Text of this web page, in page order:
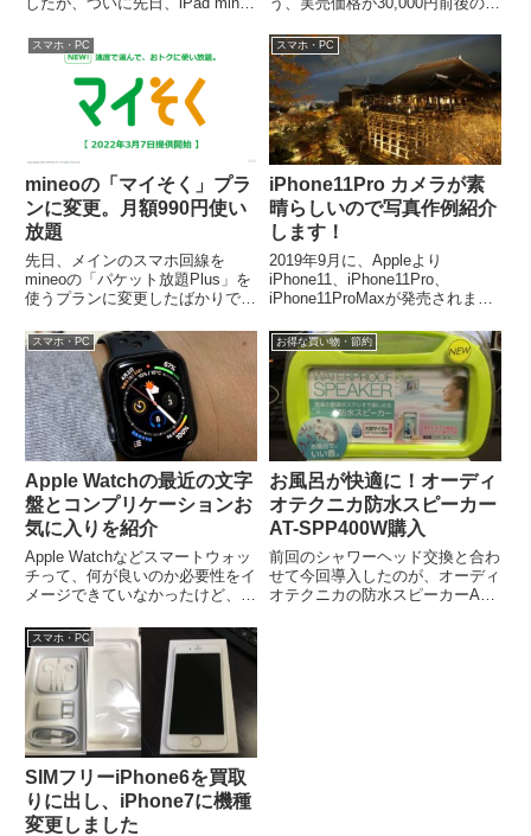
です。もともとは本機...
スマホ・PC
mineoの「マイそく」プラ
ンに変更。月額990円使い
放題
先日、メインのスマホ回線を
mineoの「パケット放題Plus」を
使うプランに変更したばかりです
月額990円で1.5Mbps使い放題...
スマホ・PC
iPhone11Pro カメラが素
晴らしいので写真作例紹介
します！
2019年9月に、Appleより
iPhone11、iPhone11Pro、
iPhone11ProMaxが発売されまし
使用して...
スマホ・PC
Apple Watchの最近の文字
盤とコンプリケーションお
気に入りを紹介
Apple Watchなどスマートウォッ
チって、何が良いのか必要性をイ
メージできていなかったけど、実
らあまりに便利なのと...
お得な買い物・節約
お風呂が快適に！オーディ
オテクニカ防水スピーカー
AT-SPP400W購入
前回のシャワーヘッド交換と合わ
せて今回導入したのが、オーディ
オテクニカの防水スピーカーAT-
スマホ・PC
SIMフリーiPhone6を買取
りに出し、iPhone7に機種
変更しました